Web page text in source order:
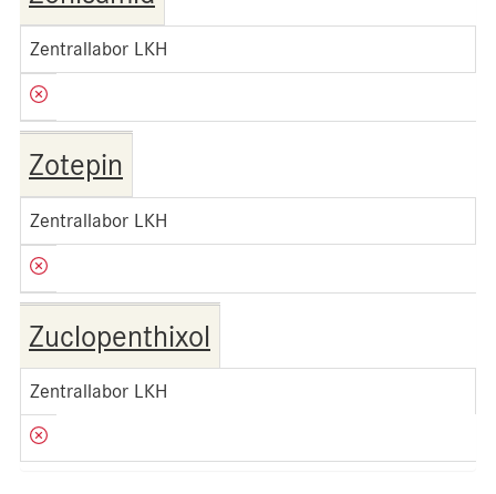
Zentrallabor LKH
Zotepin
Zentrallabor LKH
Zuclopenthixol
Zentrallabor LKH